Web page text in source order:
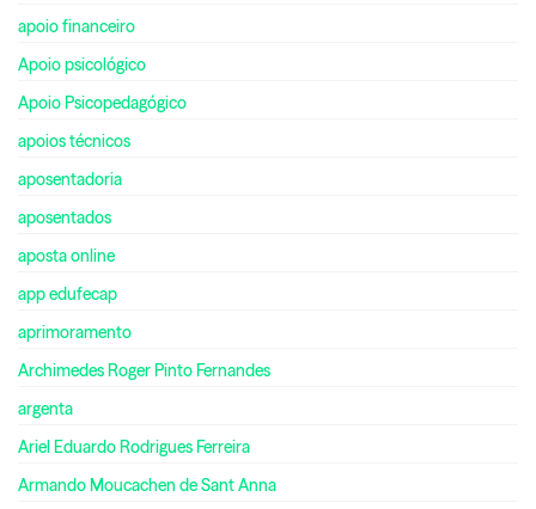
apoio financeiro
Apoio psicológico
Apoio Psicopedagógico
apoios técnicos
aposentadoria
aposentados
aposta online
app edufecap
aprimoramento
Archimedes Roger Pinto Fernandes
argenta
Ariel Eduardo Rodrigues Ferreira
Armando Moucachen de Sant Anna